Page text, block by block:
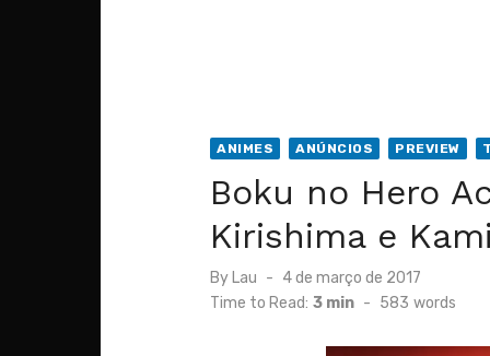
ANIMES ANÚNCIOS PREVIEW
Boku no Hero
Kirishima e
By Lau
Posted
on
4 de março de 2017
Time to Read: 3 min - 583 words